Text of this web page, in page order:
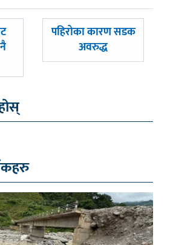
अघिल्लाे
पहिरोका कारण सडक
अवरुद्ध